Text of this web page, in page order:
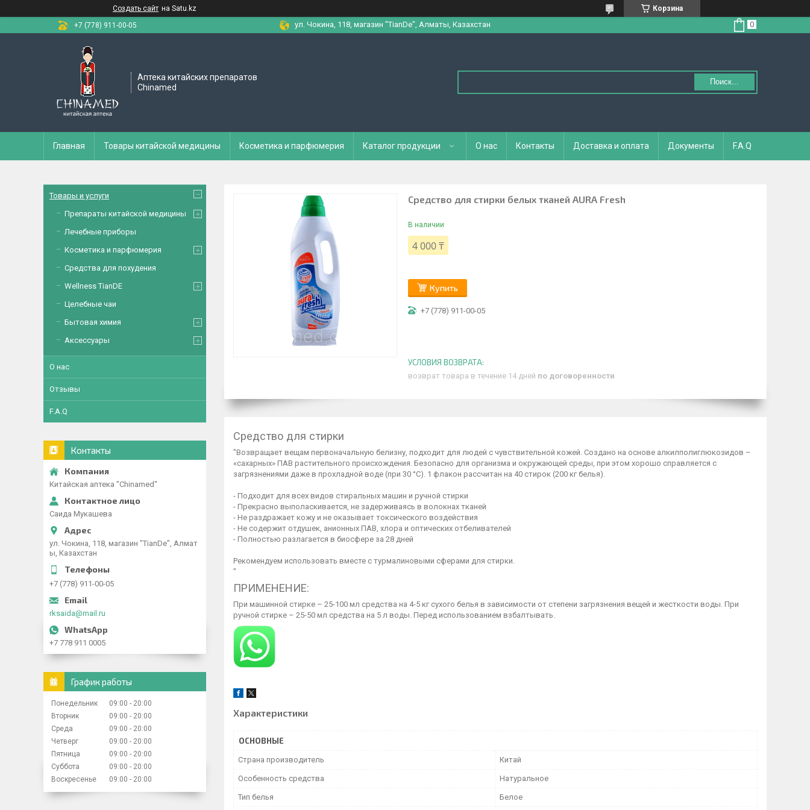
Создать сайт на Satu.kz
Корзина
+7 (778) 911-00-05
ул. Чокина, 118, магазин "TianDe", Алматы, Казахстан
Аптека китайских препаратов
Chinamed
Поиск...
Главная Товары китайской медицины Косметика и парфюмерия Каталог продукции О нас Контакты Доставка и оплата Документы F.A.Q
Средство для стирки белых тканей AURA Fresh
В наличии
4 000 ₸
Купить
+7 (778) 911-00-05
возврат товара в течение 14 дней по договоренности
Средство для стирки
"Возвращает вещам первоначальную белизну, подходит для людей с чувствительной кожей. Создано на основе алкилполиглюкозидов –
«сахарных» ПАВ растительного происхождения. Безопасно для организма и окружающей среды, при этом хорошо справляется с
загрязнениями даже в прохладной воде (при 30 °C). 1 флакон рассчитан на 40 стирок (200 кг белья).
- Подходит для всех видов стиральных машин и ручной стирки
- Прекрасно выполаскивается, не задерживаясь в волокнах тканей
- Не раздражает кожу и не оказывает токсического воздействия
- Не содержит отдушек, анионных ПАВ, хлора и оптических отбеливателей
- Полностью разлагается в биосфере за 28 дней
Рекомендуем использовать вместе с турмалиновыми сферами для стирки.
"
ПРИМЕНЕНИЕ:
При машинной стирке – 25-100 мл средства на 4-5 кг сухого белья в зависимости от степени загрязнения вещей и жесткости воды. При
ручной стирке – 25-50 мл средства на 5 л воды. Перед использованием взбалтывать.
Характеристики
ОСНОВНЫЕ
Страна производитель Китай
Особенность средства Натуральное
Тип белья Белое
Товары и услуги
Препараты китайской медицины
Лечебные приборы
Косметика и парфюмерия
Средства для похудения
Wellness TianDE
Целебные чаи
Бытовая химия
Аксессуары
О нас
Отзывы
F.A.Q
Контакты
Китайская аптека "Chinamed"
Саида Мукашева
ул. Чокина, 118, магазин "TianDe", Алмат
ы, Казахстан
+7 (778) 911-00-05
rksaida@mail.ru
+7 778 911 0005
График работы
Понедельник 09:00
20:00
Вторник
09:00
20:00
Среда
09:00
20:00
Четверг
09:00
20:00
Пятница
09:00
20:00
Суббота
09:00
20:00
Воскресенье
09:00 20:00